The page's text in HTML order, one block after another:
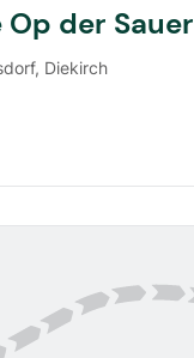
der Sauer
, Diekirch